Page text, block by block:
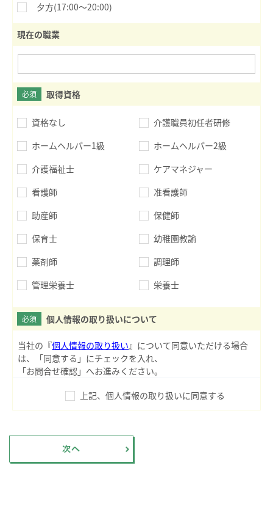
夕方(17:00〜20:00)
現在の職業
必須 取得資格
資格なし
介護職員初任者研修
ホームヘルパー1級
ホームヘルパー2級
介護福祉士
ケアマネジャー
看護師
准看護師
助産師
保健師
保育士
幼稚園教諭
薬剤師
調理師
管理栄養士
栄養士
必須 個人情報の取り扱いについて
当社の『個人情報の取り扱い』について同意いただける場合
は、「同意する」にチェックを入れ、
「お問合せ確認」へお進みください。
上記、個人情報の取り扱いに同意する